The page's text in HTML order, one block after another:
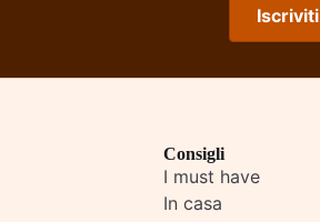
Iscriviti
Consigli
I must have
In casa